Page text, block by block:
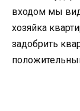
входом мы
хозяйка
задобрить